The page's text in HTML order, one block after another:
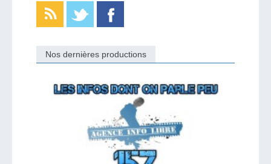
Nos dernières productions